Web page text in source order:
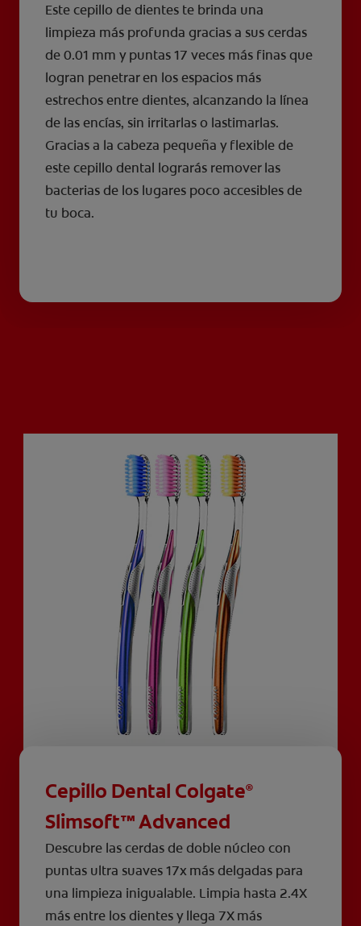
Este cepillo de dientes te brinda una
limpieza más profunda gracias a sus cerdas
de 0.01 mm y puntas 17 veces más finas que
logran penetrar en los espacios más
estrechos entre dientes, alcanzando la línea
de las encías, sin irritarlas o lastimarlas.
Gracias a la cabeza pequeña y flexible de
este cepillo dental lograrás remover las
bacterias de los lugares poco accesibles de
tu boca.
Cepillo Dental Colgate®
Slimsoft™ Advanced
Descubre las cerdas de doble núcleo con
puntas ultra suaves 17x más delgadas para
una limpieza inigualable. Limpia hasta 2.4X
más entre los dientes y llega 7X más